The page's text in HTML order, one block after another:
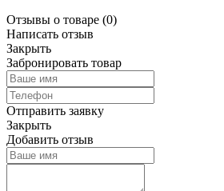
Отзывы о товаре (0)
Написать отзыв
Закрыть
Забронировать товар
Отправить заявку
Закрыть
Добавить отзыв